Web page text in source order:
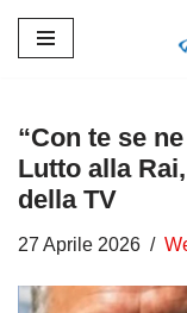
contenuto
“Con te se
Lutto alla
della TV
27 Aprile 2026